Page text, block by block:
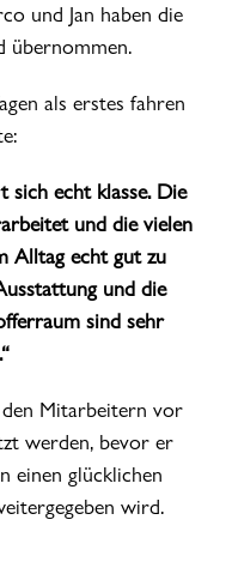
und Jan haben die
übernommen.
als erstes fahren
sich echt klasse. Die
und die vielen
Alltag echt gut zu
und die
sind sehr
Mitarbeitern vor
werden, bevor er
einen glücklichen
wird.